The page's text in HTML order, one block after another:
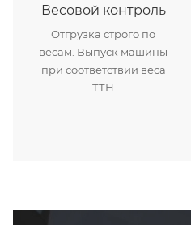
Весовой контроль
Отгрузка строго по
весам. Выпуск машины
при соответствии веса
ТТН